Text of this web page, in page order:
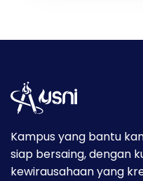
Kampus yang bantu
siap bersaing, dengan
kewirausahaan yang